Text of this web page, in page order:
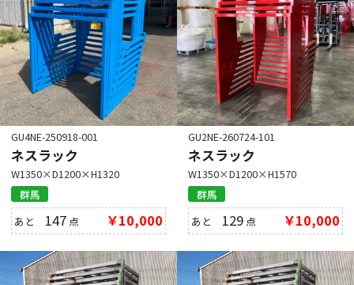
GU4NE-250918-001
ネスラック
W1350×D1200×H1320
群馬
あと 147 点 ￥10,000
GU2NE-260724-101
ネスラック
W1350×D1200×H1570
群馬
あと 129 点 ￥10,000